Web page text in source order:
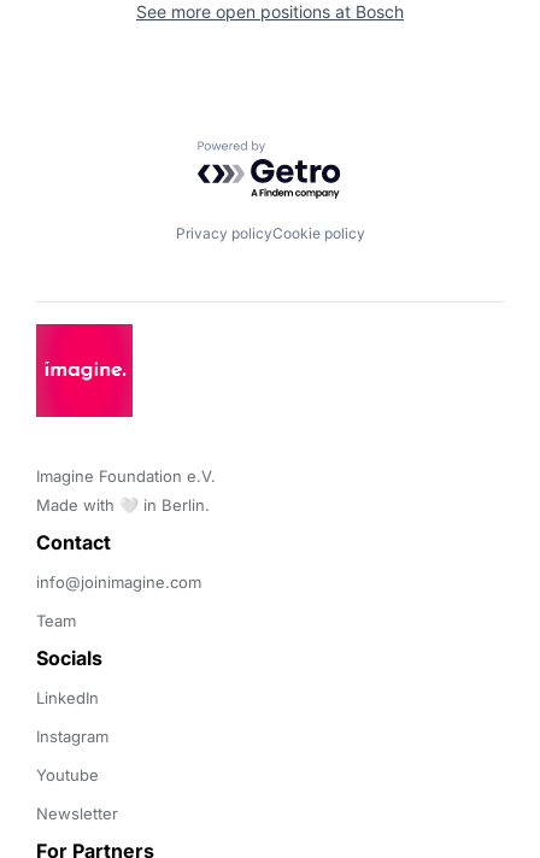
See more open positions at Bosch
Powered by Getro.com
Privacy policyCookie policy
Imagine Foundation e.V.
Made with 🤍 in Berlin.
Contact
info@joinimagine.com
Team
Socials
LinkedIn
Instagram
Youtube
Newsletter
For Partners